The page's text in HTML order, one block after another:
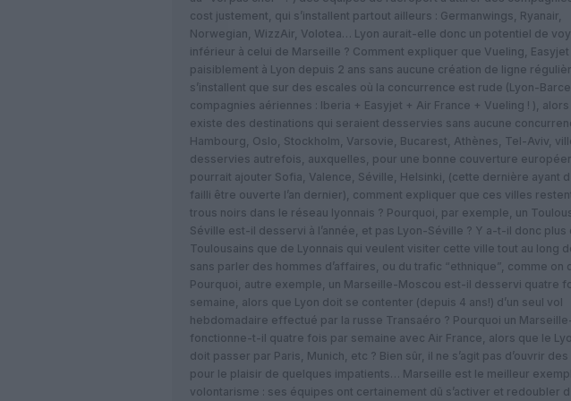
cost justement, qui s’installent partout ailleurs : Germanwings, Ryanair,
Norwegian, WizzAir, Volotea… Lyon aurait-elle donc un potentiel de
inférieur à celui de Marseille ? Comment expliquer que Vueling,
paisiblement à Lyon depuis 2 ans sans aucune création de ligne
s’installent que sur des escales où la concurrence est rude (Lyon-
compagnies aériennes : Iberia + Easyjet + Air France + Vueling ! ), alors
existe des destinations qui seraient desservies sans aucune
Hambourg, Oslo, Stockholm, Varsovie, Bucarest, Athènes, Tel-Aviv,
desservies autrefois, auxquelles, pour une bonne couverture
pourrait ajouter Sofia, Valence, Séville, Helsinki, (cette dernière ayant
failli être ouverte l’an dernier), comment expliquer que ces villes
trous noirs dans le réseau lyonnais ? Pourquoi, par exemple, un
Séville est-il desservi à l’année, et pas Lyon-Séville ? Y a-t-il donc plus
Toulousains que de Lyonnais qui veulent visiter cette ville tout au long de
sans parler des hommes d’affaires, ou du trafic “ethnique”, comme on
Pourquoi, autre exemple, un Marseille-Moscou est-il desservi quatre
semaine, alors que Lyon doit se contenter (depuis 4 ans!) d’un seul vol
hebdomadaire effectué par la russe Transaéro ? Pourquoi un
fonctionne-t-il quatre fois par semaine avec Air France, alors que le
doit passer par Paris, Munich, etc ? Bien sûr, il ne s’agit pas d’ouvrir
pour le plaisir de quelques impatients… Marseille est le meilleur
volontarisme : ses équipes ont certainement dû s’activer et redoubler